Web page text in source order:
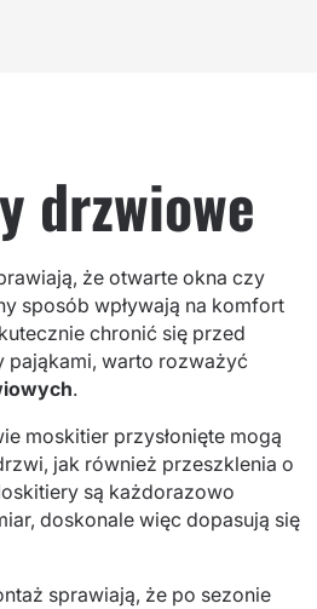
drzwiowe
że otwarte okna czy
sposób wpływają na komfort
chronić się przed
pająkami, warto rozważyć
.
moskitier przysłonięte mogą
jak również przeszklenia o
są każdorazowo
doskonale więc dopasują się
sprawiają, że po sezonie